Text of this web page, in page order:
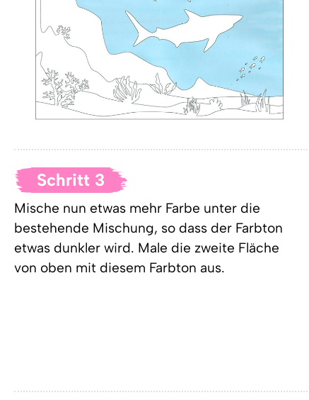
Schritt 3
Mische nun etwas mehr Farbe unter die
bestehende Mischung, so dass der Farbton
etwas dunkler wird. Male die zweite Fläche
von oben mit diesem Farbton aus.